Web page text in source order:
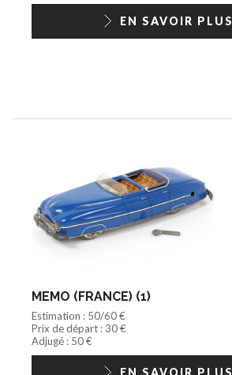
EN SAVOIR PLUS
MEMO (FRANCE) (1)
Estimation : 50/60 €
Prix de départ : 30 €
Adjugé : 50 €
EN SAVOIR PLUS